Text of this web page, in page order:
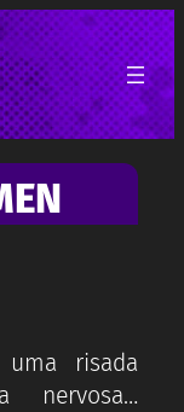
risada
nervosa…